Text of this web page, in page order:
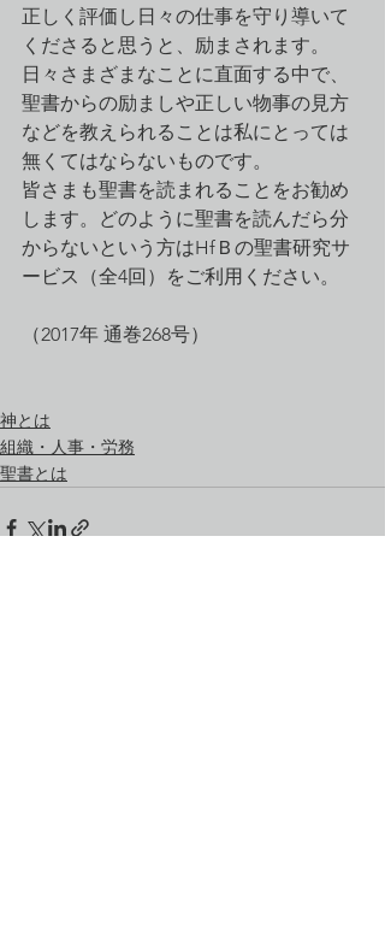
正しく評価し日々の仕事を守り導いて
くださると思うと、励まされます。
日々さまざまなことに直面する中で、
聖書からの励ましや正しい物事の見方
などを教えられることは私にとっては
無くてはならないものです。
皆さまも聖書を読まれることをお勧め
します。どのように聖書を読んだら分
からないという方はHfＢの聖書研究サ
ービス（全4回）をご利用ください。
（2017年 通巻268号）
神とは
組織・人事・労務
聖書とは